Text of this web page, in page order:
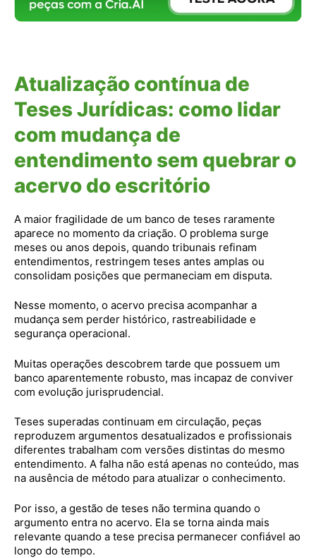
Atualização contínua de
Teses Jurídicas: como lidar
com mudança de
entendimento sem quebrar o
acervo do escritório
A maior fragilidade de um banco de teses raramente
aparece no momento da criação. O problema surge
meses ou anos depois, quando tribunais refinam
entendimentos, restringem teses antes amplas ou
consolidam posições que permaneciam em disputa.
Nesse momento, o acervo precisa acompanhar a
mudança sem perder histórico, rastreabilidade e
segurança operacional.
Muitas operações descobrem tarde que possuem um
banco aparentemente robusto, mas incapaz de conviver
com evolução jurisprudencial.
Teses superadas continuam em circulação, peças
reproduzem argumentos desatualizados e profissionais
diferentes trabalham com versões distintas do mesmo
entendimento. A falha não está apenas no conteúdo, mas
na ausência de método para atualizar o conhecimento.
Por isso, a gestão de teses não termina quando o
argumento entra no acervo. Ela se torna ainda mais
relevante quando a tese precisa permanecer confiável ao
longo do tempo.